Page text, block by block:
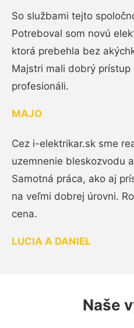
So službami tejto
Potreboval som novú
ktorá prebehla bez
Majstri mali dobrý
profesionáli.
MAJO
Cez i-elektrikar.sk sme
uzemnenie bleskozvodu
Samotná práca, ako aj
na veľmi dobrej úrovni.
cena.
LUCIA A DANIEL
Naše